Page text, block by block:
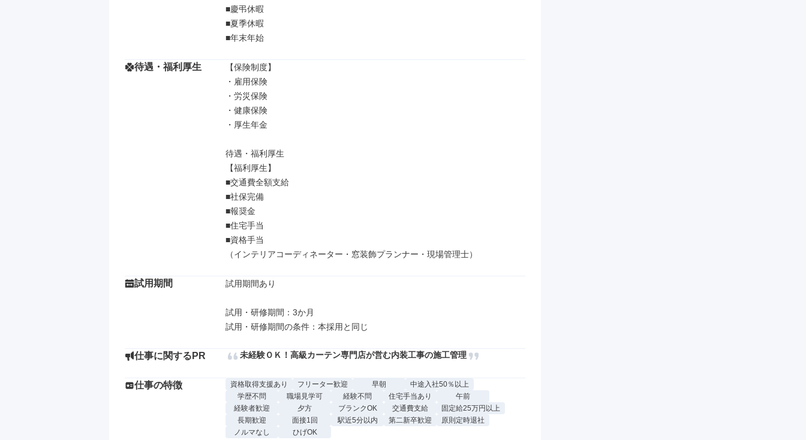
■慶弔休暇
■夏季休暇
■年末年始
待遇・福利厚生
【保険制度】
・雇用保険
・労災保険
・健康保険
・厚生年金
待遇・福利厚生
【福利厚生】
■交通費全額支給
■社保完備
■報奨金
■住宅手当
■資格手当
（インテリアコーディネーター・窓装飾プランナー・現場管理士）
試用期間 試用期間あり
試用・研修期間：3か月
仕事に関するPR 未経験ＯＫ！高級カーテン専門店が営む内装工事の施工管理
仕事の特徴 資格取得支援あり フリーター歓迎 早朝
中途入社50％以上
学歴不問
職場見学可 経験不問 住宅手当あり
午前
経験者歓迎
夕方 ブランクOK 交通費支給
固定給25万円以上
長期歓迎
面接1回 駅近5分以内 第二新卒歓迎
原則定時退社
ノルマなし
ひげOK